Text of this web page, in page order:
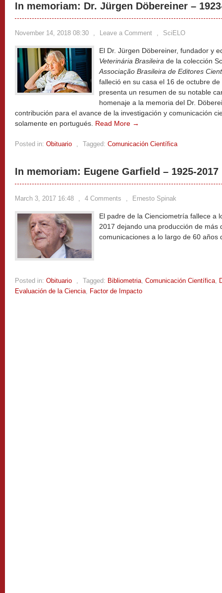
In memoriam: Dr. Jürgen Döbereiner –
November 14, 2018 08:30 , Leave a Comment , SciELO
El Dr. Jürgen Döbereiner, fundador y
Veterinária Brasileira de la colección
Associação Brasileira de Editores
falleció en su casa el 16 de octubre
presenta un resumen de su notable
homenaje a la memoria del Dr.
contribución para el avance de la investigación y comunicación
solamente en portugués. Read More →
Posted in: Obituario , Tagged: Comunicación Científica
In memoriam: Eugene Garfield – 1925-2017
March 3, 2017 16:48 , 4 Comments , Ernesto Spinak
El padre de la Cienciometría fallece a
2017 dejando una producción de más
comunicaciones a lo largo de 60 años
Posted in: Obituario , Tagged: Bibliometria, Comunicación Científica,
Evaluación de la Ciencia, Factor de Impacto